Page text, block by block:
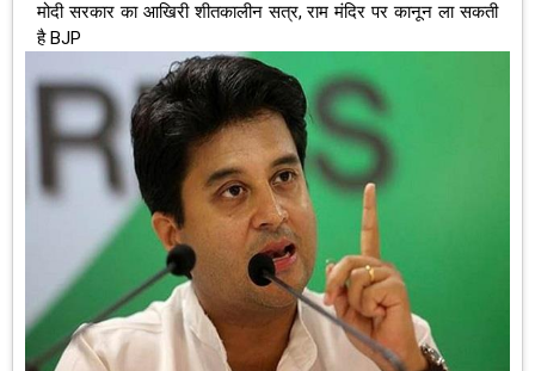
मोदी सरकार का आखिरी शीतकालीन सत्र, राम मंदिर पर कानून ला सकती
है BJP